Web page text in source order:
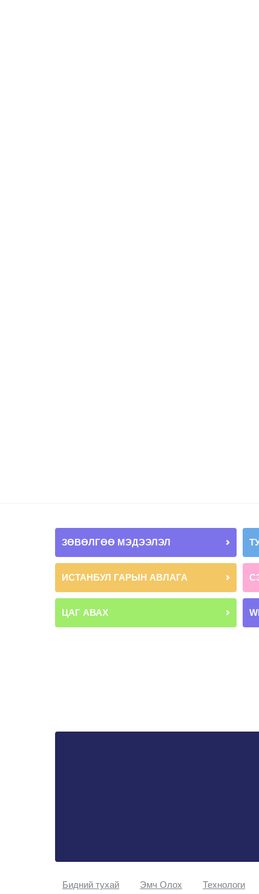
ЗӨВӨЛГӨӨ МЭДЭЭЛЭЛ
ИСТАНБУЛ ГАРЫН АВЛАГА
ЦАГ АВАХ
Бидний тухай Эмч Oлох Технологи